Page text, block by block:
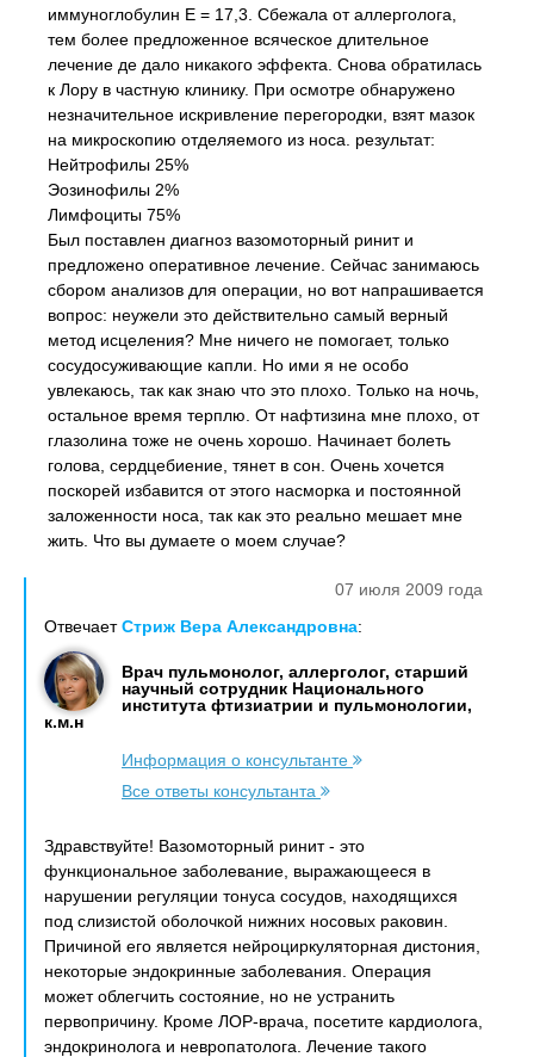
иммуноглобулин Е = 17,3. Сбежала от аллерголога,
тем более предложенное всяческое длительное
лечение де дало никакого эффекта. Снова обратилась
к Лору в частную клинику. При осмотре обнаружено
незначительное искривление перегородки, взят мазок
на микроскопию отделяемого из носа. результат:
Нейтрофилы 25%
Эозинофилы 2%
Лимфоциты 75%
Был поставлен диагноз вазомоторный ринит и
предложено оперативное лечение. Сейчас занимаюсь
сбором анализов для операции, но вот напрашивается
вопрос: неужели это действительно самый верный
метод исцеления? Мне ничего не помогает, только
сосудосуживающие капли. Но ими я не особо
увлекаюсь, так как знаю что это плохо. Только на ночь,
остальное время терплю. От нафтизина мне плохо, от
глазолина тоже не очень хорошо. Начинает болеть
голова, сердцебиение, тянет в сон. Очень хочется
поскорей избавится от этого насморка и постоянной
заложенности носа, так как это реально мешает мне
жить. Что вы думаете о моем случае?
07 июля 2009 года
ОтвечаетСтриж Вера Александровна:
Врач пульмонолог, аллерголог, старший
научный сотрудник Национального
института фтизиатрии и пульмонологии,
к.м.н
Информация о консультанте
Все ответы консультанта
Здравствуйте! Вазомоторный ринит - это
функциональное заболевание, выражающееся в
нарушении регуляции тонуса сосудов, находящихся
под слизистой оболочкой нижних носовых раковин.
Причиной его является нейроциркуляторная дистония,
некоторые эндокринные заболевания. Операция
может облегчить состояние, но не устранить
первопричину. Кроме ЛОР-врача, посетите кардиолога,
эндокринолога и невропатолога. Лечение такого